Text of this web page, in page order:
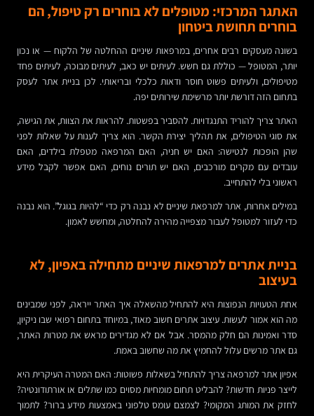
האתגר המרכזי: מטופלים לא בוחרים רק טיפול, הם
בוחרים תחושת ביטחון
בשונה מעסקים רבים אחרים, במרפאות שיניים ההחלטה של הלקוח — או נכון
יותר, המטופל — כוללת גם חשש. לעיתים יש כאב, לעיתים מבוכה, לעיתים פחד
מטיפולים, ולעיתים פשוט חוסר ודאות כלכלי ובריאותי. לכן בניית אתר לעסק
בתחום הזה דורשת יותר מרשימת שירותים יפה.
האתר צריך להוריד התנגדויות. להסביר בפשטות. להראות את הצוות, את הגישה,
את סוגי הטיפולים, את תהליך יצירת הקשר. הוא צריך לענות על שאלות לפני
שהן הופכות לנטישה: האם יש חניה, האם המרפאה מטפלת בילדים, האם
עובדים עם מקרים מורכבים, האם יש תורים נוחים, האם אפשר לקבל מידע
ראשוני בלי להתחייב.
במילים אחרות, אתר למרפאת שיניים לא נבנה רק כדי “להיות בגוגל”. הוא נבנה
כדי לעזור למטופל לעבור מצפייה מהירה להחלטה, ומחשש לאמון.
בניית אתרים למרפאות שיניים מתחילה באפיון, לא
בעיצוב
אחת הטעויות הנפוצות היא להתחיל מהשאלה איך האתר ייראה, לפני שמבינים
מה הוא אמור לעשות. עיצוב אתרים חשוב מאוד, במיוחד בתחום רפואי שבו ניקיון,
סדר ואמינות הם חלק מהמסר. אבל אם לא מגדירים מראש את מטרות האתר,
גם אתר מרשים עלול להחמיץ את מה שחשוב באמת.
אפיון אתר למרפאה צריך להתחיל בשאלות פשוטות: האם המטרה העיקרית היא
לייצר פניות חדשות? להבליט תחום מומחיות מסוים כמו שתלים או אורתודונטיה?
לחזק את המותג המקומי? לצמצם עומס טלפוני באמצעות מידע ברור? לתמוך